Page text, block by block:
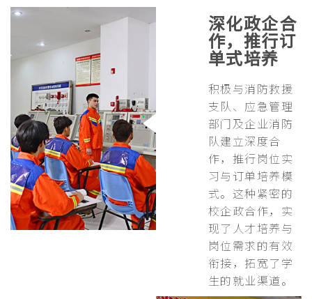
深化政企合
作，推行订
单式培养
积极与消防救援
支队、应急管理
部门及企业消防
队建立深度合
作，推行岗位实
习与订单培养模
式。这种紧密的
校企政合作，实
现了人才培养与
岗位需求的有效
衔接，拓宽了学
生的就业渠道。